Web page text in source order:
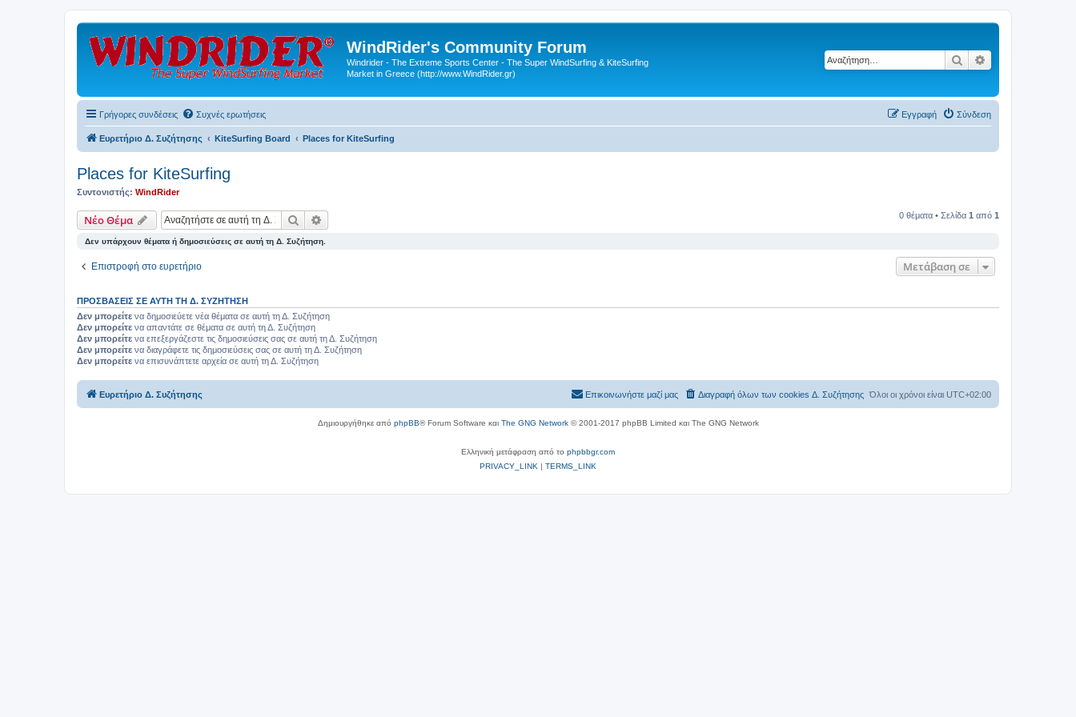
WindRider's Community Forum
Windrider - The Extreme Sports Center - The Super WindSurfing & KiteSurfing
Market in Greece (http://www.WindRider.gr)
Αναζήτηση
Γρήγορες συνδέσεις Συχνές ερωτήσεις Σύνδεση
Εγγραφή
Ευρετήριο Δ. Συζήτησης KiteSurfing Board Places for KiteSurfing
Places for KiteSurfing
Συντονιστής: WindRider
Νέο Θέμα Αναζήτηση 0 θέματα • Σελίδα 1 από 1
Δεν υπάρχουν θέματα ή δημοσιεύσεις σε αυτή τη Δ. Συζήτηση.
Επιστροφή στο ευρετήριο Μετάβαση σε
ΠΡΟΣΒΆΣΕΙΣ ΣΕ ΑΥΤΉ ΤΗ Δ. ΣΥΖΉΤΗΣΗ
Δεν μπορείτε να δημοσιεύετε νέα θέματα σε αυτή τη Δ. Συζήτηση
Δεν μπορείτε να απαντάτε σε θέματα σε αυτή τη Δ. Συζήτηση
Δεν μπορείτε να επεξεργάζεστε τις δημοσιεύσεις σας σε αυτή τη Δ. Συζήτηση
Δεν μπορείτε να διαγράφετε τις δημοσιεύσεις σας σε αυτή τη Δ. Συζήτηση
Δεν μπορείτε να επισυνάπτετε αρχεία σε αυτή τη Δ. Συζήτηση
Ευρετήριο Δ. Συζήτησης Όλοι οι χρόνοι είναι UTC+02:00
Διαγραφή όλων των cookies Δ. Συζήτησης
Επικοινωνήστε μαζί μας
Δημιουργήθηκε από phpBB® Forum Software και The GNG Network© 2001-2017 phpBB Limited και The GNG Network
Ελληνική μετάφραση από το phpbbgr.com
PRIVACY_LINK | TERMS_LINK